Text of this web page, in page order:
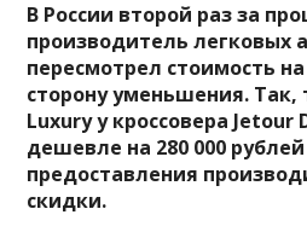
В России второй раз за
производитель легковых
пересмотрел стоимость
сторону уменьшения. Так,
Luxury у кроссовера Jetour
дешевле на 280 000 рублей
предоставления
скидки.